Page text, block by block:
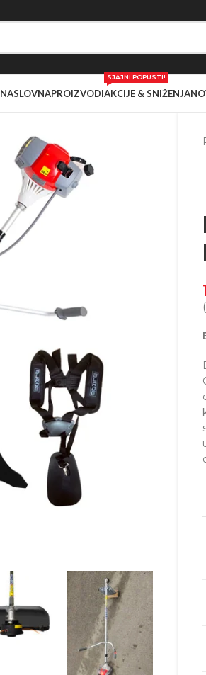
NASLOVNAPROIZVODIAKCIJE & SNIŽENJA
SJAJNI POPUSTI!
(